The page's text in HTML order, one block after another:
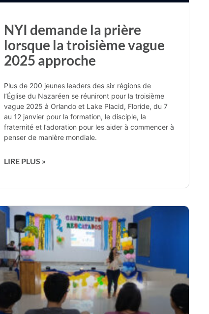
NYI demande la prière
lorsque la troisième vague
2025 approche
Plus de 200 jeunes leaders des six régions de
l’Église du Nazaréen se réuniront pour la troisième
vague 2025 à Orlando et Lake Placid, Floride, du 7
au 12 janvier pour la formation, le disciple, la
fraternité et l’adoration pour les aider à commencer à
penser de manière mondiale.
LIRE PLUS »